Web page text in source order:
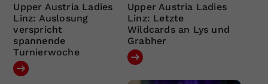
Upper Austria Ladies
Linz: Auslosung
verspricht
spannende
Turnierwoche
Upper Austria Ladies
Linz: Letzte
Wildcards an Lys und
Grabher